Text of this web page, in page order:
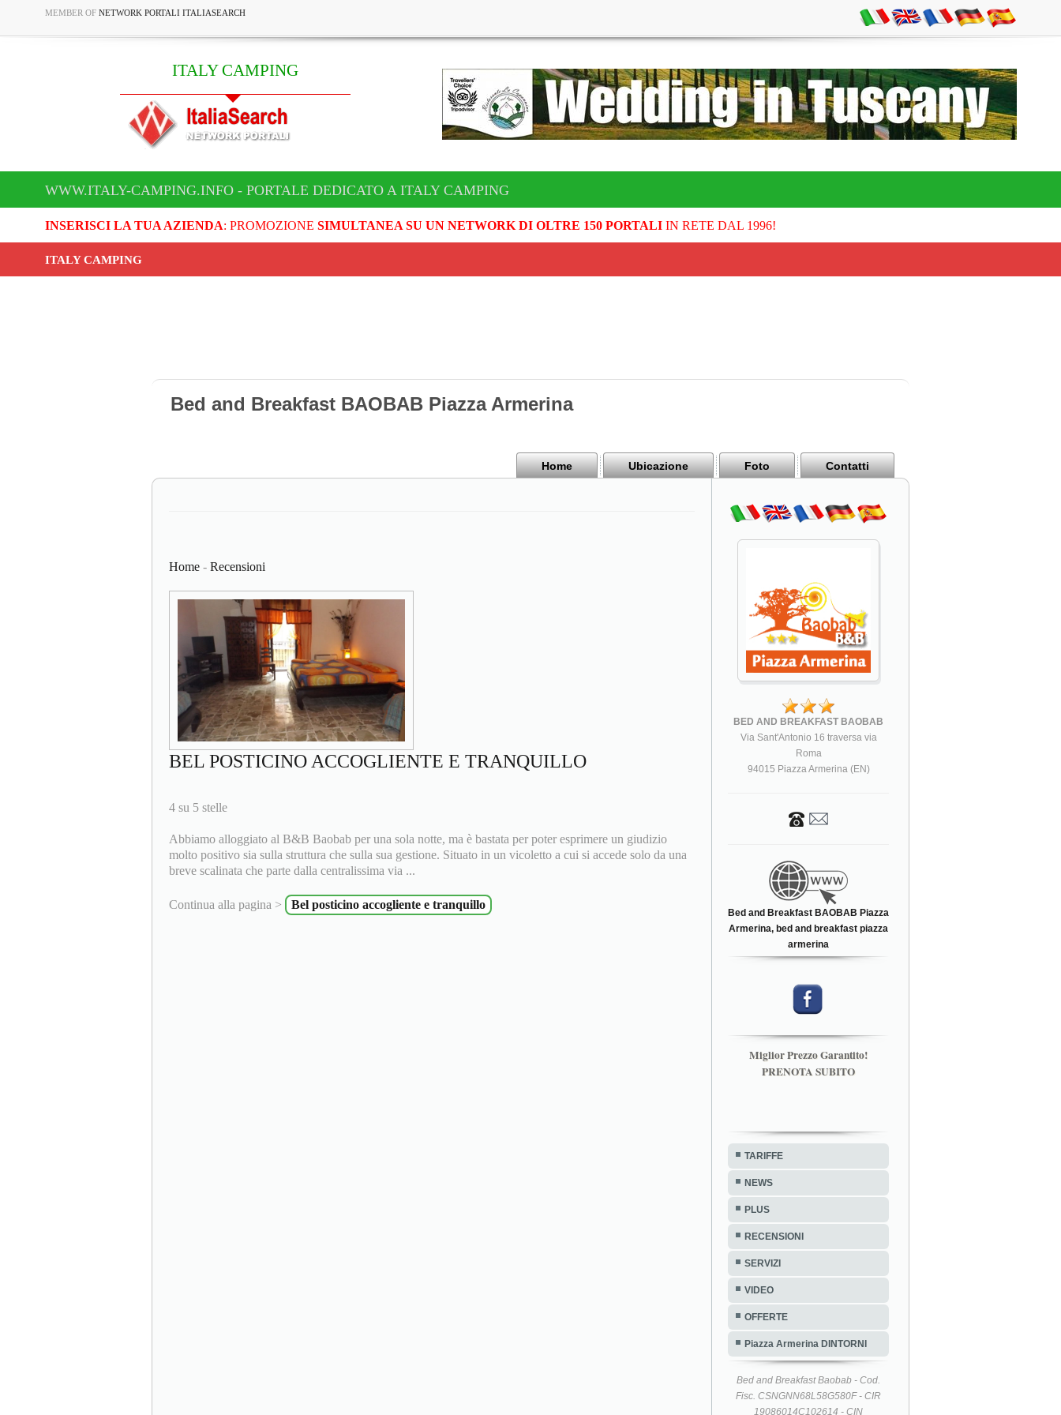
MEMBER OF NETWORK PORTALI ITALIASEARCH
ITALY CAMPING
WWW.ITALY-CAMPING.INFO - PORTALE DEDICATO A ITALY CAMPING
INSERISCI LA TUA AZIENDA: PROMOZIONE SIMULTANEA SU UN NETWORK DI OLTRE 150 PORTALIIN RETE DAL 1996!
ITALY CAMPING
Bed and Breakfast BAOBAB Piazza Armerina
Home Ubicazione Foto Contatti
Home - Recensioni
BEL POSTICINO ACCOGLIENTE E TRANQUILLO
4 su 5 stelle
Abbiamo alloggiato al B&B Baobab per una sola notte, ma è bastata per poter esprimere un giudizio
molto positivo sia sulla struttura che sulla sua gestione. Situato in un vicoletto a cui si accede solo da una
breve scalinata che parte dalla centralissima via ...
Continua alla pagina > Bel posticino accogliente e tranquillo
BED AND BREAKFAST BAOBAB
Via Sant'Antonio 16 traversa via
Roma
94015 Piazza Armerina (EN)
Bed and Breakfast BAOBAB Piazza
Armerina, bed and breakfast piazza
armerina
Miglior Prezzo Garantito!
PRENOTA SUBITO
TARIFFE
NEWS
PLUS
RECENSIONI
SERVIZI
VIDEO
OFFERTE
Piazza Armerina DINTORNI
Bed and Breakfast Baobab - Cod.
Fisc. CSNGNN68L58G580F - CIR
19086014C102614 - CIN